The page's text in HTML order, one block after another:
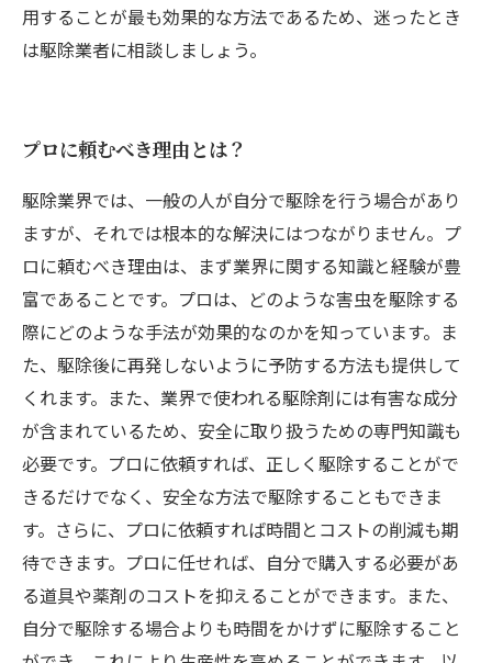
用することが最も効果的な方法であるため、迷ったとき
は駆除業者に相談しましょう。
プロに頼むべき理由とは？
駆除業界では、一般の人が自分で駆除を行う場合があり
ますが、それでは根本的な解決にはつながりません。プ
ロに頼むべき理由は、まず業界に関する知識と経験が豊
富であることです。プロは、どのような害虫を駆除する
際にどのような手法が効果的なのかを知っています。ま
た、駆除後に再発しないように予防する方法も提供して
くれます。また、業界で使われる駆除剤には有害な成分
が含まれているため、安全に取り扱うための専門知識も
必要です。プロに依頼すれば、正しく駆除することがで
きるだけでなく、安全な方法で駆除することもできま
す。さらに、プロに依頼すれば時間とコストの削減も期
待できます。プロに任せれば、自分で購入する必要があ
る道具や薬剤のコストを抑えることができます。また、
自分で駆除する場合よりも時間をかけずに駆除すること